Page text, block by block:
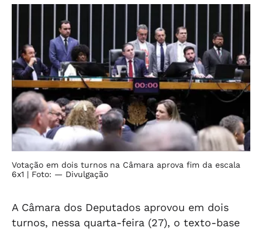
Votação em dois turnos na Câmara aprova fim da escala
6x1 | Foto: — Divulgação
A Câmara dos Deputados aprovou em dois
turnos, nessa quarta-feira (27), o texto-base